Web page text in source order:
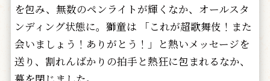
を包み、無数のペンライトが輝くなか、オールスタ
ンディング状態に。獅童は 「これが超歌舞伎！また
会いましょう！ありがとう！」と熱いメッセージを
送り、割れんばかりの拍手と熱狂に包まれるなか、